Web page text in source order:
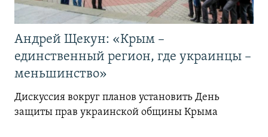
Андрей Щекун: «Крым –
единственный регион, где украинцы –
меньшинство»
Дискуссия вокруг планов установить День
защиты прав украинской общины Крыма